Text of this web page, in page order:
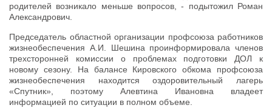
родителей возникало меньше вопросов, - подытожил Роман
Александрович.
Председатель областной организации профсоюза работников
жизнеобеспечения А.И. Шешина проинформировала членов
трехсторонней комиссии о проблемах подготовки ДОЛ к
новому сезону. На балансе Кировского обкома профсоюза
жизнеобеспечения находится оздоровительный лагерь
«Спутник», поэтому Алевтина Ивановна владеет
информацией по ситуации в полном объеме.